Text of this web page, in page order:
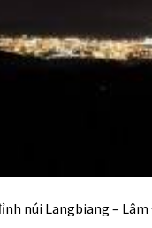
núi Langbiang –